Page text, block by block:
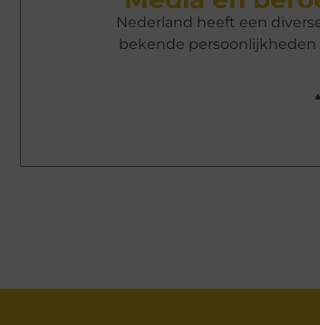
Nederland heeft een
bekende